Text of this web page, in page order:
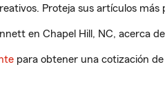
Proteja sus artículos más
en Chapel Hill, NC, acerca
para obtener una cotización